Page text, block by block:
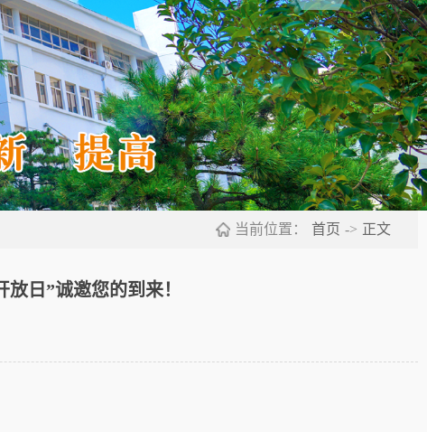
当前位置： 首页 -> 正文
日”诚邀您的到来！